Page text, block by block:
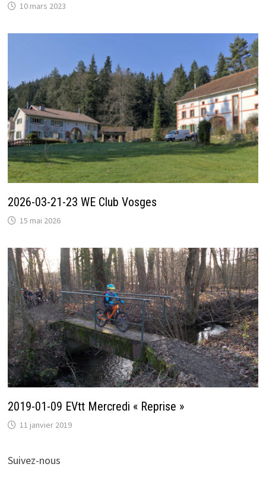
10 mars 2023
2026-03-21-23 WE Club Vosges
15 mai 2026
2019-01-09 EVtt Mercredi « Reprise »
11 janvier 2019
Suivez-nous